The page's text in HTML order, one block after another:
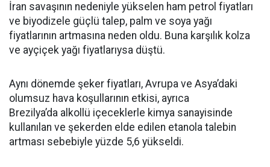
İran savaşının nedeniyle yükselen ham petrol fiyatları
ve biyodizele güçlü talep, palm ve soya yağı
fiyatlarının artmasına neden oldu. Buna karşılık kolza
ve ayçiçek yağı fiyatlarıysa düştü.
Aynı dönemde şeker fiyatları, Avrupa ve Asya’daki
olumsuz hava koşullarının etkisi, ayrıca
Brezilya’da alkollü içeceklerle kimya sanayisinde
kullanılan ve şekerden elde edilen etanola talebin
artması sebebiyle yüzde 5,6 yükseldi.